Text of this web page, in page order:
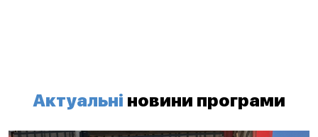
Актуальні новини програми